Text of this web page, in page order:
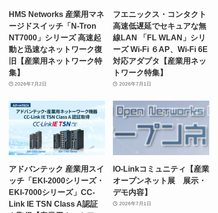
HMS Networks 産業用マネ
ージドスイッチ「N-Tron
NT7000」シリーズ 高速起
動と迅速なネットワーク復
旧【産業用ネットワーク特
集】
2026年7月2日
フエニックス・コンタクト
高速低遅延でセキュアな無
線LAN 「FL WLAN」シリ
ーズ Wi-Fi ６AP、Wi-Fi 6E
対応アダプタ【産業用ネッ
トワーク特集】
2026年7月1日
アドバンテック 産業用スイ
ッチ「EKI-2000シリーズ・
EKI-7000シリーズ」CC-
Link IE TSN Class A認証
IO-Linkコミュニティ【産業
オープンネット展 展示・
デモ内容】
2026年7月1日